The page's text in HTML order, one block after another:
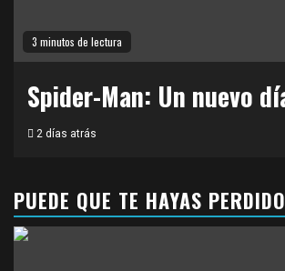
3 minutos de lectura
Spider-Man: Un nuevo
2 días atrás
PUEDE QUE TE HAYAS PERDIDO